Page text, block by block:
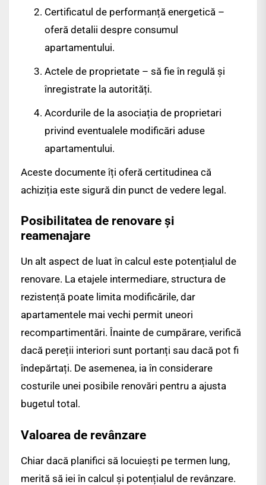
Certificatul de performanță energetică –
oferă detalii despre consumul
apartamentului.
Actele de proprietate – să fie în regulă și
înregistrate la autorități.
Acordurile de la asociația de proprietari
privind eventualele modificări aduse
apartamentului.
Aceste documente îți oferă certitudinea că
achiziția este sigură din punct de vedere legal.
Posibilitatea de renovare și
reamenajare
Un alt aspect de luat în calcul este potențialul de
renovare. La etajele intermediare, structura de
rezistență poate limita modificările, dar
apartamentele mai vechi permit uneori
recompartimentări. Înainte de cumpărare, verifică
dacă pereții interiori sunt portanți sau dacă pot fi
îndepărtați. De asemenea, ia în considerare
costurile unei posibile renovări pentru a ajusta
bugetul total.
Valoarea de revânzare
Chiar dacă planifici să locuiești pe termen lung,
merită să iei în calcul și potențialul de revânzare.